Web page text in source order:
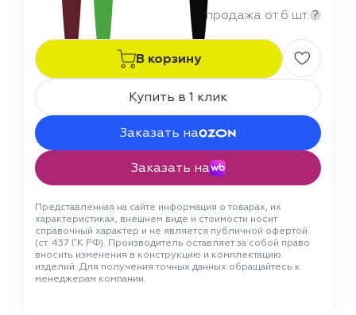
продажа от 6 шт. ?
В корзину
Купить в 1 клик
Заказать на
Заказать на
Представленная на сайте информация о товарах, их
характеристиках, внешнем виде и стоимости носит
справочный характер и не является публичной офертой
(ст. 437 ГК РФ). Производитель оставляет за собой право
вносить изменения в конструкцию и комплектацию
изделий. Для получения точных данных обращайтесь к
менеджерам компании.